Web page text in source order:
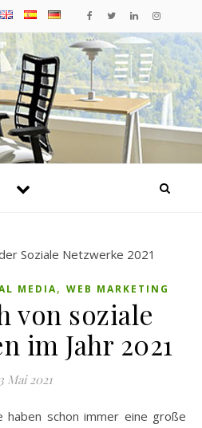
MEDIA, WEB MARKETING
von soziale
im Jahr 2021
Mai 2021
haben schon immer eine große